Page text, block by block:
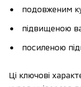
подовженим
підвищеною
посиленою
Ці ключові